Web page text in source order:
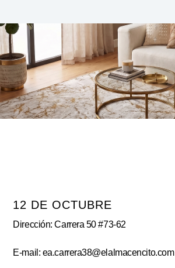
12 DE OCTUBRE
Dirección: Carrera 50 #73-62
E-mail: ea.carrera38@elalmacencito.com